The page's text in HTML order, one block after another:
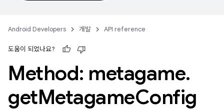
Android Developers 개발 API reference
도움이 되었나요?
Method: metagame.
getMetagameConfig